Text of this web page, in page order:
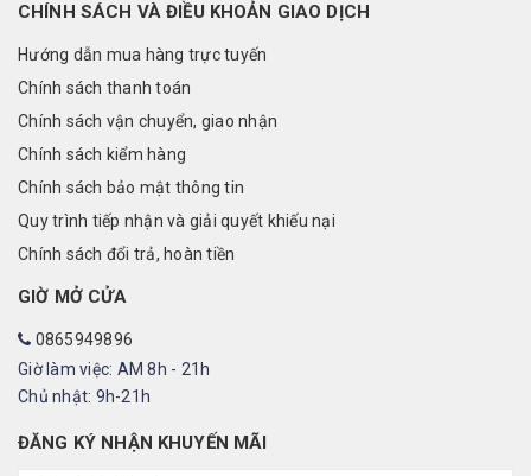
CHÍNH SÁCH VÀ ĐIỀU KHOẢN GIAO DỊCH
Hướng dẫn mua hàng trực tuyến
Chính sách thanh toán
Chính sách vận chuyển, giao nhận
Chính sách kiểm hàng
Chính sách bảo mật thông tin
Quy trình tiếp nhận và giải quyết khiếu nại
Chính sách đổi trả, hoàn tiền
GIỜ MỞ CỬA
0865949896
Giờ làm việc: AM 8h - 21h
Chủ nhật: 9h-21h
ĐĂNG KÝ NHẬN KHUYẾN MÃI